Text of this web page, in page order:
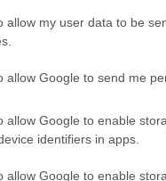
allow my user data to be
allow Google to send me
allow Google to enable
identifiers in apps.
allow Google to enable
συγκοινωνιών:
Αττικής
οι
της ΕΕ